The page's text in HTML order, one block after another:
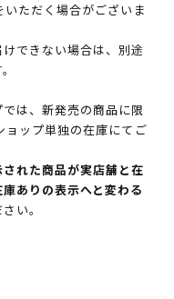
ただく場合がございま
できない場合は、別途
は、新発売の商品に限
ョップ単独の在庫にてご
れた商品が実店舗と在
ありの表示へと変わる
い。